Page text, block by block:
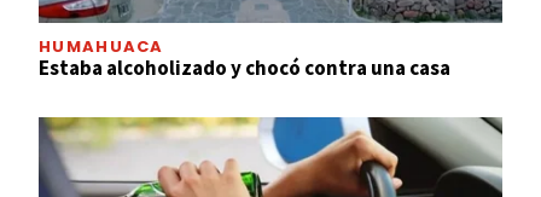
HUMAHUACA
Estaba alcoholizado y chocó contra una casa